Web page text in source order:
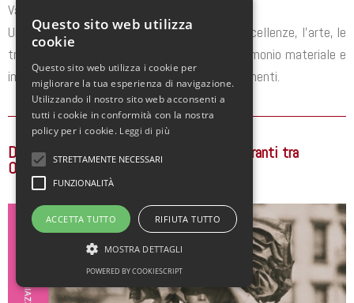
Vancouver.
Un viaggio attraverso la storia, la lingua, le eccellenze, l’arte, le
tradizioni, la musica, la cucina e tutto il patrimonio materiale e
immateriale dei tanti italiani sparsi nei 5 Continenti.
Donne in cammino. Italiane stanziali e migranti tra
Ottocento e Novecento.
Questo sito web utilizza
cookie
Questo sito web utilizza i cookie per
migliorare la tua esperienza di navigazione.
Utilizzando il nostro sito web acconsenti a
tutti i cookie in conformità con la nostra
policy per i cookie. Leggi di più
STRETTAMENTE NECESSARI
FUNZIONALITÀ
ACCETTA TUTTO RIFIUTA TUTTO
MOSTRA DETTAGLI
POWERED BY COOKIESCRIPT